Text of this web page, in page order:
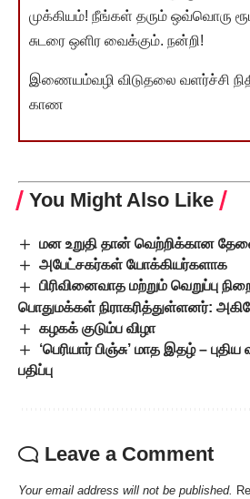
முக்கியம்! நீங்கள் தரும் ஒவ்வொரு
சுடரை ஒளிர வைக்கும். நன்றி!
இணையம்வழி விடுதலை வளர்ச்சி
காண
You Might Also Like
மன உறுதி தான் வெற்றிக்கான
அபேட்சகர்கள் யோக்கியர்களாக
பிரிவினைவாத மற்றும் வெறுப்பு
பொதுமக்கள் நிராகரித்துள்ளனர்:
கழகக் குடும்ப விழா
‘பெரியார் பிஞ்சு’ மாத இதழ் –
பதிப்பு
Leave a Comment
Your email address will not be published.